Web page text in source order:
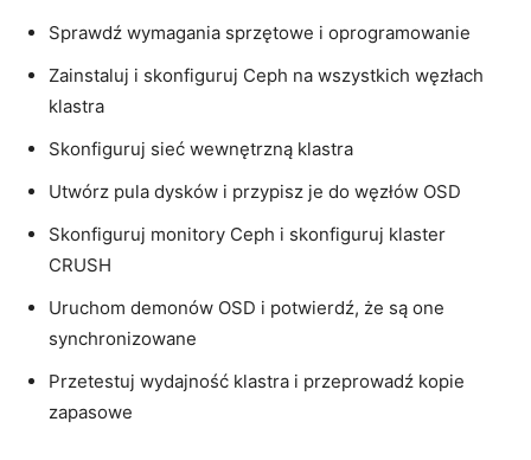
Sprawdź ​wymagania‌ sprzętowe i oprogramowanie
Zainstaluj i skonfiguruj Ceph na wszystkich węzłach
klastra
Skonfiguruj sieć wewnętrzną klastra
Utwórz pula ​dysków ‌i przypisz je⁤ do węzłów OSD
Skonfiguruj monitory ⁢Ceph i skonfiguruj klaster
⁤CRUSH
Uruchom demonów OSD i potwierdź, że są one
synchronizowane
Przetestuj wydajność klastra i ‌przeprowadź kopie
zapasowe